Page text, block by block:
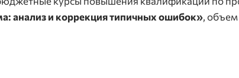
анализ и коррекция типичных ошибок», объем